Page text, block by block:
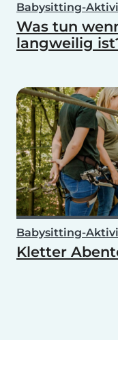
Babysitting-
Was tun
langweilig
Babysitting-
Kletter